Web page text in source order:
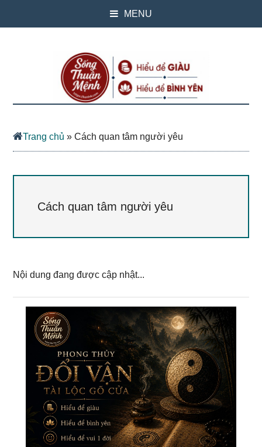
MENU
Trang chủ »Cách quan tâm người yêu
Cách quan tâm người yêu
Nội dung đang được cập nhật...
Primary
Sidebar